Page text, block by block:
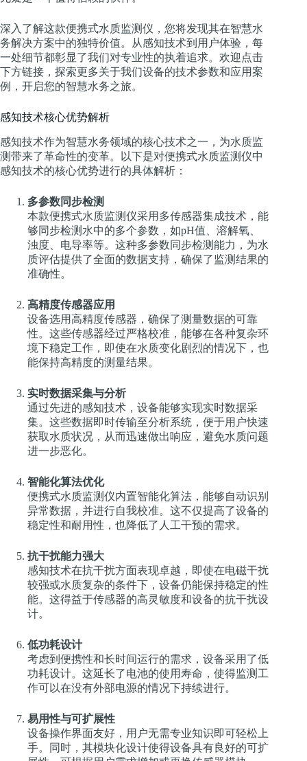
深入了解这款便携式水质监测仪，您将发现其在智慧水
务解决方案中的独特价值。从感知技术到用户体验，每
一处细节都彰显了我们对专业性的执着追求。欢迎点击
下方链接，探索更多关于我们设备的技术参数和应用案
例，开启您的智慧水务之旅。
感知技术核心优势解析
感知技术作为智慧水务领域的核心技术之一，为水质监
测带来了革命性的变革。以下是对便携式水质监测仪中
感知技术的核心优势进行的具体解析：
多参数同步检测
本款便携式水质监测仪采用多传感器集成技术，能
够同步检测水中的多个参数，如pH值、溶解氧、
浊度、电导率等。这种多参数同步检测能力，为水
质评估提供了全面的数据支持，确保了监测结果的
准确性。
高精度传感器应用
设备选用高精度传感器，确保了测量数据的可靠
性。这些传感器经过严格校准，能够在各种复杂环
境下稳定工作，即使在水质变化剧烈的情况下，也
能保持高精度的测量结果。
实时数据采集与分析
通过先进的感知技术，设备能够实现实时数据采
集。这些数据即时传输至分析系统，便于用户快速
获取水质状况，从而迅速做出响应，避免水质问题
进一步恶化。
智能化算法优化
便携式水质监测仪内置智能化算法，能够自动识别
异常数据，并进行自我校准。这不仅提高了设备的
稳定性和耐用性，也降低了人工干预的需求。
抗干扰能力强大
感知技术在抗干扰方面表现卓越，即使在电磁干扰
较强或水质复杂的条件下，设备仍能保持稳定的性
能。这得益于传感器的高灵敏度和设备的抗干扰设
计。
低功耗设计
考虑到便携性和长时间运行的需求，设备采用了低
功耗设计。这延长了电池的使用寿命，使得监测工
作可以在没有外部电源的情况下持续进行。
易用性与可扩展性
设备操作界面友好，用户无需专业知识即可轻松上
手。同时，其模块化设计使得设备具有良好的可扩